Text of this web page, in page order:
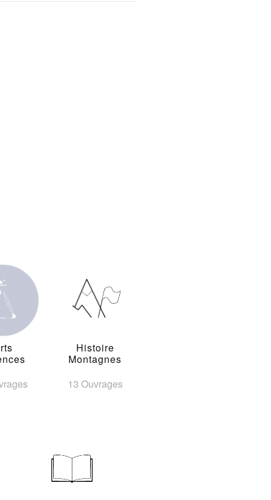
Histoire
Montagnes
13 Ouvrages